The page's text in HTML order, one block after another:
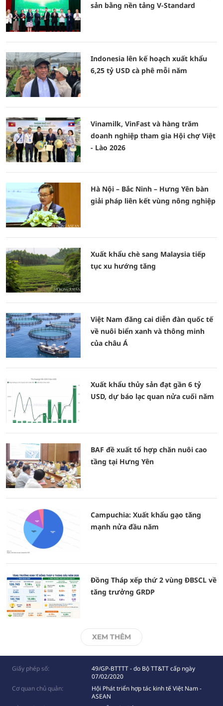
sản bằng nền tảng V-Standard
Indonesia lên kế hoạch xuất khẩu
6,25 tỷ USD cà phê mỗi năm
Vinamilk, VinFast và hàng trăm
doanh nghiệp tham gia Hội chợ Việt
- Lào 2026
Hà Nội – Bắc Ninh – Hưng Yên bàn
giải pháp liên kết vùng nông nghiệp
Xuất khẩu chè sang Malaysia tiếp
tục xu hướng tăng
Việt Nam đăng cai diễn đàn quốc tế
về nuôi biển xanh và thông minh
của châu Á
Xuất khẩu thủy sản đạt gần 6 tỷ
USD, dự báo lạc quan nửa cuối năm
BAF đề xuất tổ hợp chăn nuôi cao
tầng tại Hưng Yên
Campuchia: Xuất khẩu gạo tăng
mạnh nửa đầu năm
Đồng Tháp xếp thứ 2 vùng ĐBSCL về
tăng trưởng GRDP
XEM THÊM
Giấy phép số:
49/GP-BTTTT - do Bộ TT&TT cấp ngày
07/02/2020
Cơ quan chủ quản:
Hội Phát triển hợp tác kinh tế Việt Nam -
ASEAN